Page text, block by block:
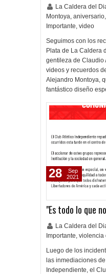
La Caldera del
Montoya, aniversario,
Importante, video
Seguimos con los
Plata de La Caldera
gentileza de Claudio
videos y recuerdos
Alejandro Montoya,
fantástico diseño
"Es todo lo que
La Caldera del
Importante, violencia
Luego de los
las inmediaciones
Independiente, el
28
Sep
2021